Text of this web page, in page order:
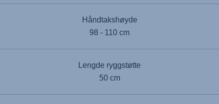
Håndtakshøyde
98 - 110 cm
Lengde ryggstøtte
50 cm